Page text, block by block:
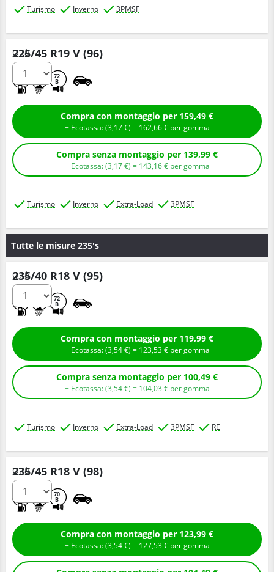
Turismo Inverno 3PMSF
225/45 R19 V (96)
72
B
Q.tà
Compra con montaggio per 159,49 €
+ Ecotassa: (3,17€ ) = 162,66€ per gomma
Compra senza montaggio per 139,99 €
+ Ecotassa: (3,17€ ) = 143,16€ per gomma
Turismo Inverno Extra-Load 3PMSF
Tutte le misure 235's
235/40 R18 V (95)
72
B
Q.tà
Compra con montaggio per 119,99 €
+ Ecotassa: (3,54€ ) = 123,53€ per gomma
Compra senza montaggio per 100,49 €
+ Ecotassa: (3,54€ ) = 104,03 € per gomma
Turismo Inverno Extra-Load 3PMSF RE
235/45 R18 V (98)
70
B
Q.tà
Compra con montaggio per 123,99 €
+ Ecotassa: (3,54€ ) = 127,53€ per gomma